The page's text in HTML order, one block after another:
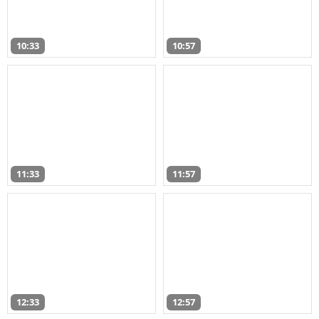
10:33 10:57
11:33 11:57
12:33 12:57